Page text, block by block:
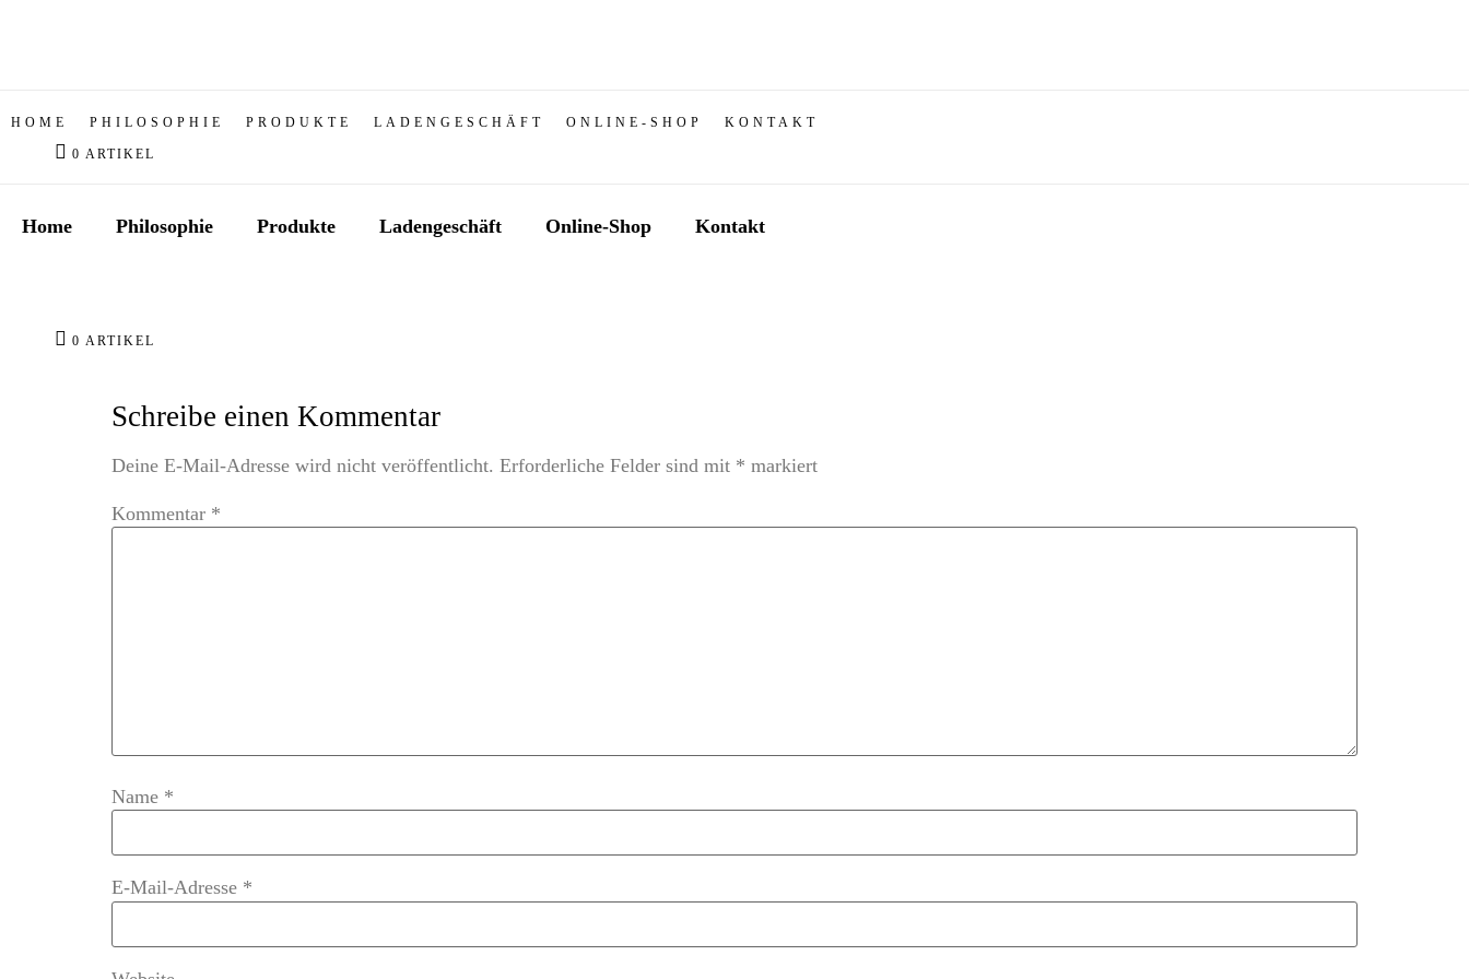
HOME PHILOSOPHIE PRODUKTE LADENGESCHÄFT ONLINE-SHOP KONTAKT
0 ARTIKEL
Home Philosophie Produkte Ladengeschäft Online-Shop Kontakt
0 ARTIKEL
Schreibe einen Kommentar
Deine E-Mail-Adresse wird nicht veröffentlicht. Erforderliche Felder sind mit * markiert
Kommentar *
Name *
E-Mail-Adresse *